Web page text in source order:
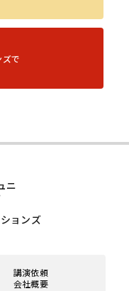
で
ョンズ
講演依頼
会社概要